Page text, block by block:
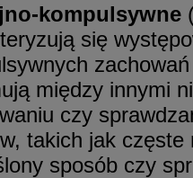
kompulsywne
się
między innymi
czy
takich jak częste
sposób czy